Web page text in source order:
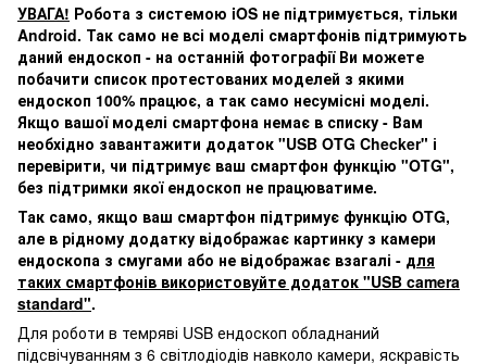
УВАГА! Робота з системою iOS не підтримується, тільки
Android. Так само не всі моделі смартфонів підтримують
даний ендоскоп - на останній фотографії Ви можете
побачити список протестованих моделей з якими
ендоскоп 100% працює, а так само несумісні моделі.
Якщо вашої моделі смартфона немає в списку - Вам
необхідно завантажити додаток "USB OTG Checker" і
перевірити, чи підтримує ваш смартфон функцію "OTG",
без підтримки якої ендоскоп не працюватиме.
Так само, якщо ваш смартфон підтримує функцію OTG,
але в рідному додатку відображає картинку з камери
ендоскопа з смугами або не відображає взагалі - для
таких смартфонів використовуйте додаток "USB camera
standard".
Для роботи в темряві USB ендоскоп обладнаний
підсвічуванням з 6 світлодіодів навколо камери, яскравість